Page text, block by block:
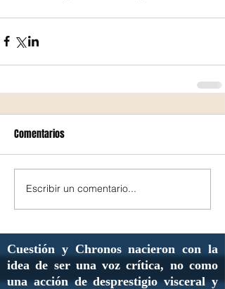
Comentarios
Escribir un comentario...
Cuestión y Chronos nacieron con la
idea de ser una voz crítica, no como
una acción de desprestigio visceral y